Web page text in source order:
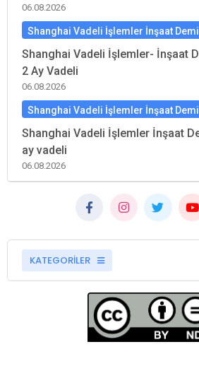
06.08.2026
Shanghai Vadeli İşlemler İnşaat
Shanghai Vadeli İşlemler- İnşaat
2 Ay Vadeli
06.08.2026
Shanghai Vadeli İşlemler İnşaat
Shanghai Vadeli İşlemler İnşaat
ay vadeli
06.08.2026
KATEGORİLER